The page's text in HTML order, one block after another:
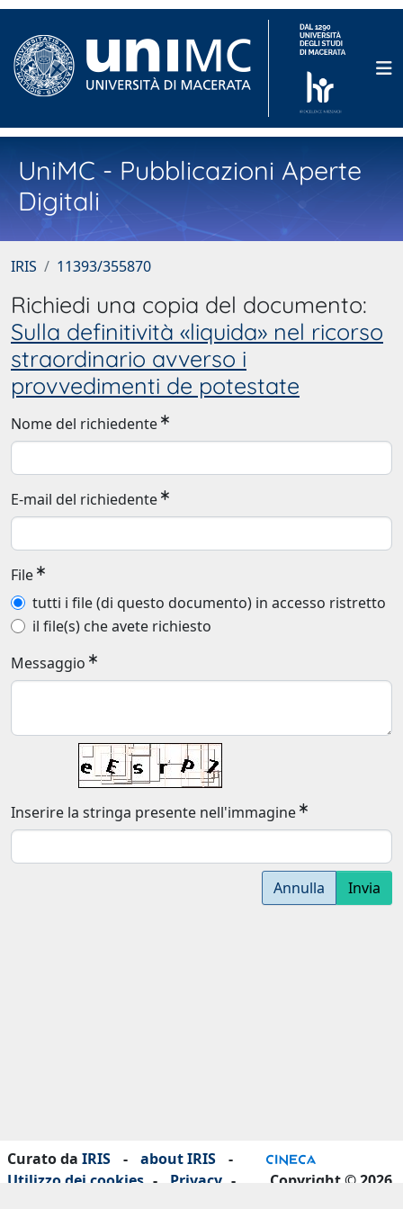
UniMC - Pubblicazioni Aperte
Digitali
IRIS 11393/355870
Richiedi una copia del documento:
Sulla definitività «liquida» nel ricorso
straordinario avverso i
provvedimenti de potestate
Nome del richiedente
E-mail del richiedente
File
tutti i file (di questo documento) in accesso ristretto
il file(s) che avete richiesto
Messaggio
Inserire la stringa presente nell'immagine
Annulla Invia
Curato da IRIS - about IRIS
-
Utilizzo dei cookies - Privacy -
Copyright © 2026